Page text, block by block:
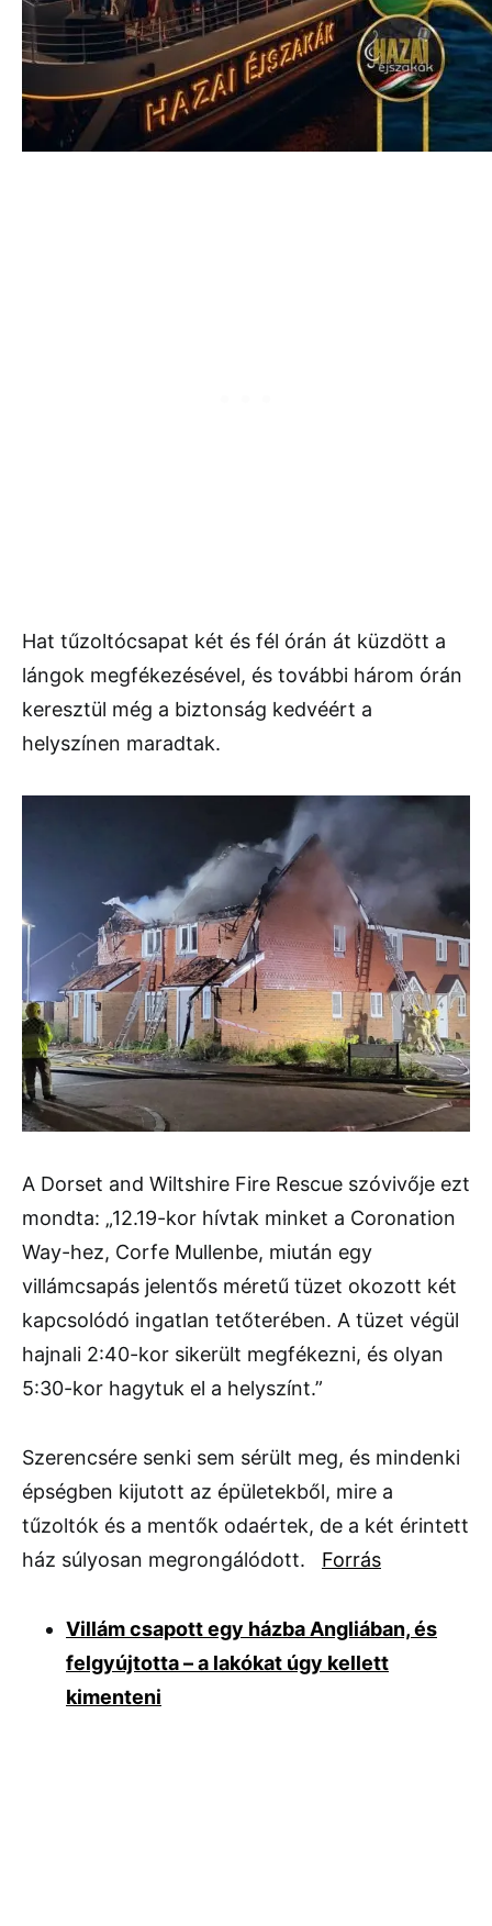
Hat tűzoltócsapat két és fél órán át küzdött a
lángok megfékezésével, és további három órán
keresztül még a biztonság kedvéért a
helyszínen maradtak.
A Dorset and Wiltshire Fire Rescue szóvivője ezt
mondta: „12.19-kor hívtak minket a Coronation
Way-hez, Corfe Mullenbe, miután egy
villámcsapás jelentős méretű tüzet okozott két
kapcsolódó ingatlan tetőterében. A tüzet végül
hajnali 2:40-kor sikerült megfékezni, és olyan
5:30-kor hagytuk el a helyszínt.”
Szerencsére senki sem sérült meg, és mindenki
épségben kijutott az épületekből, mire a
tűzoltók és a mentők odaértek, de a két érintett
ház súlyosan megrongálódott. Forrás
Villám csapott egy házba Angliában, és
felgyújtotta – a lakókat úgy kellett
kimenteni